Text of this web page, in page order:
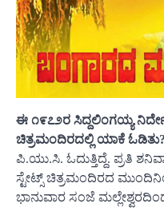
ಈ ೧೯೭೨ರ ಸಿದ್ದಲಿಂಗಯ್ಯ
ಚಿತ್ರಮಂದಿರದಲ್ಲಿ ಯಾಕೆ ಓಡಿತು?
ಪಿ.ಯು.ಸಿ. ಓದುತ್ತಿದ್ದೆ. ಪ್ರತಿ
ಸ್ಟೇಟ್ಸ್‌ ಚಿತ್ರಮಂದಿರದ
ಭಾನುವಾರ ಸಂಜೆ